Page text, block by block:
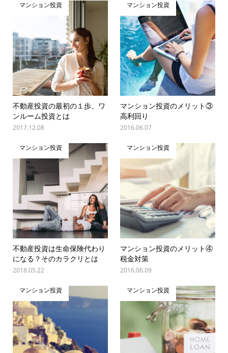
マンション投資
不動産投資の最初の１歩、ワ
ンルーム投資とは
2017.12.08
マンション投資
マンション投資のメリット③
高利回り
2016.06.07
マンション投資
不動産投資は生命保険代わり
になる？そのカラクリとは
2018.05.22
マンション投資
マンション投資のメリット④
税金対策
2016.06.09
マンション投資 マンション投資